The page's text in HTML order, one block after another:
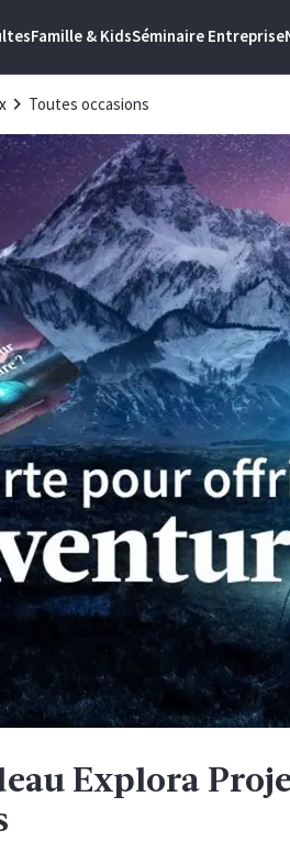
Famille & KidsSéminaire Entreprise
chevron_right Toutes occasions
Explora